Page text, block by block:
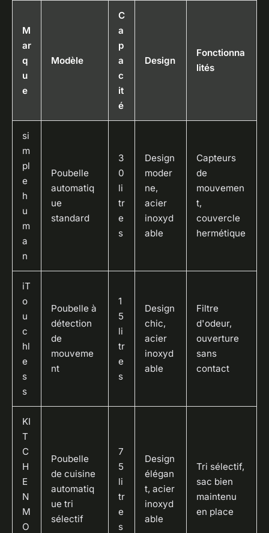
M
ar
q
u
e
Modèle
C
a
p
a
c
it
é
Design
Fonctionna
lités
si
m
pl
e
h
u
m
a
n
Poubelle
automatiq
ue
standard
3
0
li
tr
e
s
Design
moder
ne,
acier
inoxyd
able
Capteurs
de
mouvemen
t,
couvercle
hermétique
iT
o
u
c
hl
e
s
s
Poubelle à
détection
de
mouveme
nt
1
5
li
tr
e
s
Design
chic,
acier
inoxyd
able
Filtre
d'odeur,
ouverture
sans
contact
KI
T
C
H
E
N
M
O
Poubelle
de cuisine
automatiq
ue tri
sélectif
7
5
li
tr
e
s
Design
élégan
t, acier
inoxyd
able
Tri sélectif,
sac bien
maintenu
en place